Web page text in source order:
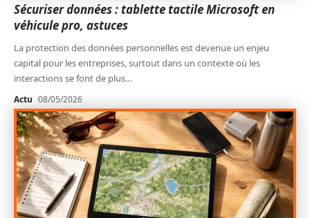
Sécuriser données : tablette tactile Microsoft en
véhicule pro, astuces
La protection des données personnelles est devenue un enjeu
capital pour les entreprises, surtout dans un contexte où les
interactions se font de plus…
Actu 08/05/2026